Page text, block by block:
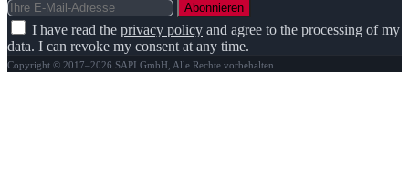
Abonnieren
I have read the privacy policy and agree to the processing of my
data. I can revoke my consent at any time.
Copyright © 2017–2026 SAPI GmbH, Alle Rechte vorbehalten.